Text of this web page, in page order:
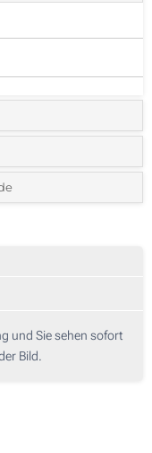
Ihr Logo:
und Sie sehen sofort
Bild.